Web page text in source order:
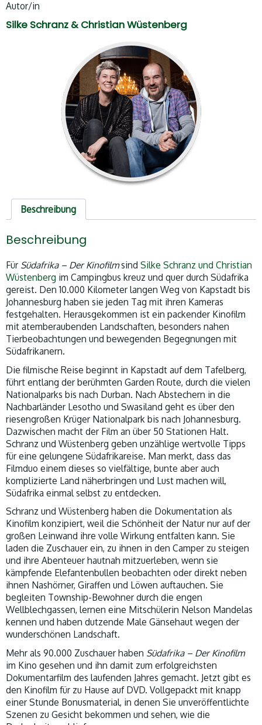
Autor/in
Silke Schranz & Christian Wüstenberg
Beschreibung
Beschreibung
Für Südafrika – Der Kinofilmsind Silke Schranz und Christian
Wüstenberg im Campingbus kreuz und quer durch Südafrika
gereist. Den 10.000 Kilometer langen Weg von Kapstadt bis
Johannesburg haben sie jeden Tag mit ihren Kameras
festgehalten. Herausgekommen ist ein packender Kinofilm
mit atemberaubenden Landschaften, besonders nahen
Tierbeobachtungen und bewegenden Begegnungen mit
Südafrikanern.
Die filmische Reise beginnt in Kapstadt auf dem Tafelberg,
führt entlang der berühmten Garden Route, durch die vielen
Nationalparks bis nach Durban. Nach Abstechern in die
Nachbarländer Lesotho und Swasiland geht es über den
riesengroßen Krüger Nationalpark bis nach Johannesburg.
Dazwischen macht der Film an über 50 Stationen Halt.
Schranz und Wüstenberg geben unzählige wertvolle Tipps
für eine gelungene Südafrikareise. Man merkt, dass das
Filmduo einem dieses so vielfältige, bunte aber auch
komplizierte Land näherbringen und Lust machen will,
Südafrika einmal selbst zu entdecken.
Schranz und Wüstenberg haben die Dokumentation als
Kinofilm konzipiert, weil die Schönheit der Natur nur auf der
großen Leinwand ihre volle Wirkung entfalten kann. Sie
laden die Zuschauer ein, zu ihnen in den Camper zu steigen
und ihre Abenteuer hautnah mitzuerleben, wenn sie
kämpfende Elefantenbullen beobachten oder direkt neben
ihnen Nashörner, Giraffen und Löwen auftauchen. Sie
begleiten Township-Bewohner durch die engen
Wellblechgassen, lernen eine Mitschülerin Nelson Mandelas
kennen und haben dutzende Male Gänsehaut wegen der
wunderschönen Landschaft.
Mehr als 90.000 Zuschauer haben Südafrika – Der Kinofilm
im Kino gesehen und ihn damit zum erfolgreichsten
Dokumentarfilm des laufenden Jahres gemacht. Jetzt gibt es
den Kinofilm für zu Hause auf DVD. Vollgepackt mit knapp
einer Stunde Bonusmaterial, in denen Sie unveröffentlichte
Szenen zu Gesicht bekommen und sehen, wie die